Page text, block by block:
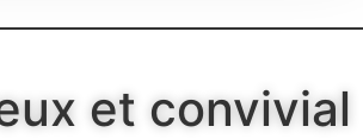
et convivial